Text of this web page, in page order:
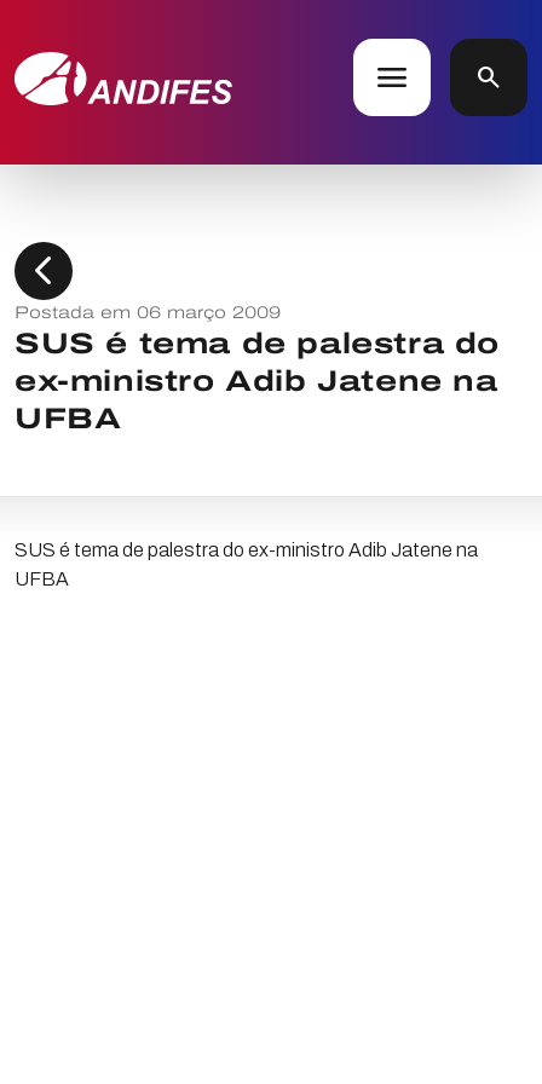
menu search
chevron_left
Postada em 06 março 2009
SUS é tema de palestra do
ex-ministro Adib Jatene na
UFBA
SUS é tema de palestra do ex-ministro Adib Jatene na
UFBA